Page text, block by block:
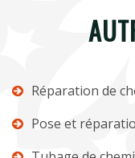
Réparation de
Pose et